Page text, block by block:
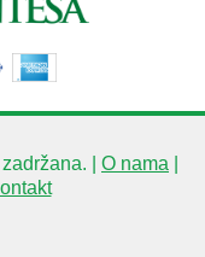
| O nama